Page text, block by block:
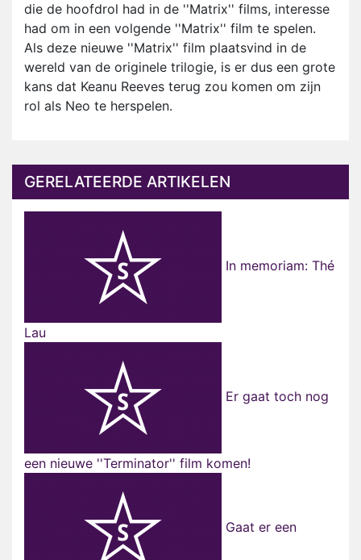
die de hoofdrol had in de ''Matrix'' films, interesse
had om in een volgende ''Matrix'' film te spelen.
Als deze nieuwe ''Matrix'' film plaatsvind in de
wereld van de originele trilogie, is er dus een grote
kans dat Keanu Reeves terug zou komen om zijn
rol als Neo te herspelen.
GERELATEERDE ARTIKELEN
In memoriam: Thé
Lau
Er gaat toch nog
een nieuwe ''Terminator'' film komen!
Gaat er een